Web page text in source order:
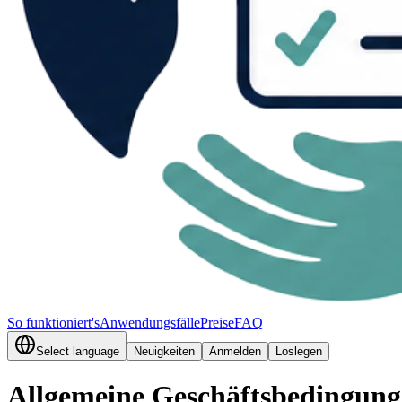
So funktioniert'sAnwendungsfällePreiseFAQ
Select language Neuigkeiten Anmelden Loslegen